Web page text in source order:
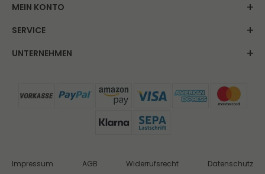
MEIN KONTO
SERVICE
UNTERNEHMEN
Impressum AGB Widerrufsrecht Datenschutz